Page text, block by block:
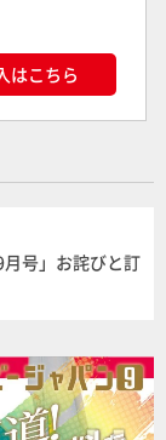
はこちら
月号」お詫びと訂